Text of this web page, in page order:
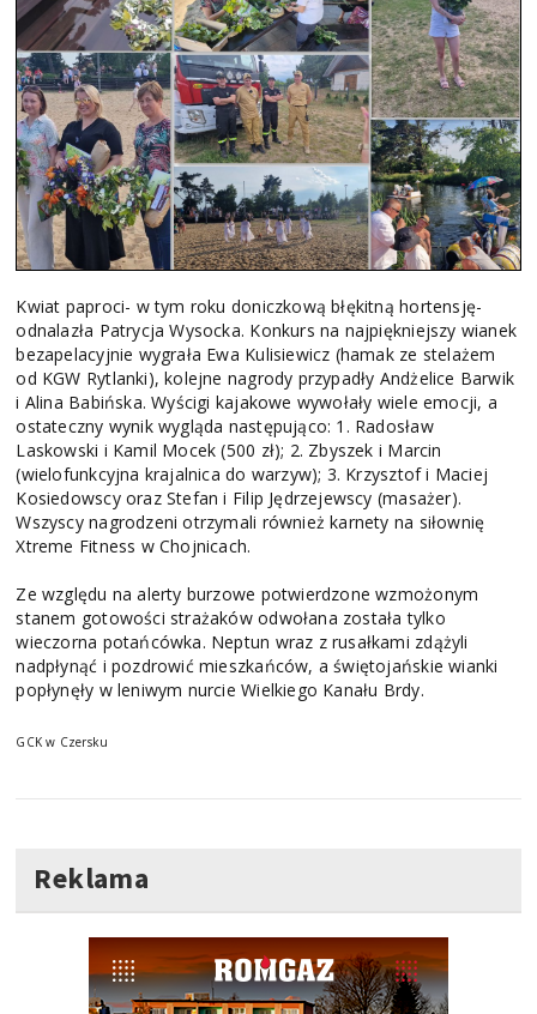
Kwiat paproci- w tym roku doniczkową błękitną hortensję-
odnalazła Patrycja Wysocka. Konkurs na najpiękniejszy wianek
bezapelacyjnie wygrała Ewa Kulisiewicz (hamak ze stelażem
od KGW Rytlanki), kolejne nagrody przypadły Andżelice Barwik
i Alina Babińska. Wyścigi kajakowe wywołały wiele emocji, a
ostateczny wynik wygląda następująco: 1. Radosław
Laskowski i Kamil Mocek (500 zł); 2. Zbyszek i Marcin
(wielofunkcyjna krajalnica do warzyw); 3. Krzysztof i Maciej
Kosiedowscy oraz Stefan i Filip Jędrzejewscy (masażer).
Wszyscy nagrodzeni otrzymali również karnety na siłownię
Xtreme Fitness w Chojnicach.
Ze względu na alerty burzowe potwierdzone wzmożonym
stanem gotowości strażaków odwołana została tylko
wieczorna potańcówka. Neptun wraz z rusałkami zdążyli
nadpłynąć i pozdrowić mieszkańców, a świętojańskie wianki
popłynęły w leniwym nurcie Wielkiego Kanału Brdy.
GCK w Czersku
Reklama